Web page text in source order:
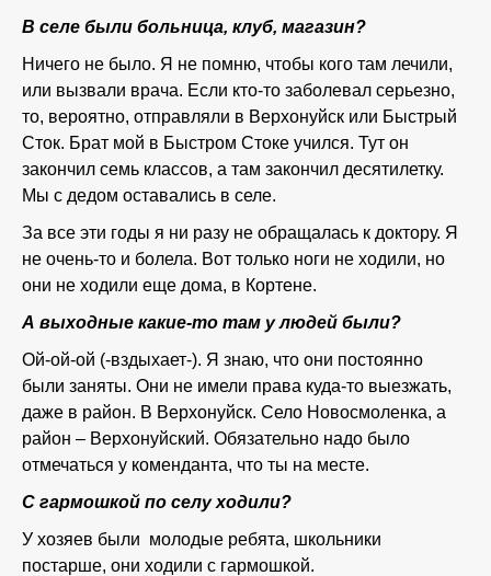
В селе были больница, клуб, магазин?
Ничего не было. Я не помню, чтобы кого там лечили,
или вызвали врача. Если кто-то заболевал серьезно,
то, вероятно, отправляли в Верхонуйск или Быстрый
Сток. Брат мой в Быстром Стоке учился. Тут он
закончил семь классов, а там закончил десятилетку.
Мы с дедом оставались в селе.
За все эти годы я ни разу не обращалась к доктору. Я
не очень-то и болела. Вот только ноги не ходили, но
они не ходили еще дома, в Кортене.
А выходные какие-то там у людей были?
Ой-ой-ой (-вздыхает-). Я знаю, что они постоянно
были заняты. Они не имели права куда-то выезжать,
даже в район. В Верхонуйск. Село Новосмоленка, а
район – Верхонуйский. Обязательно надо было
отмечаться у коменданта, что ты на месте.
С гармошкой по селу ходили?
У хозяев были молодые ребята, школьники
постарше, они ходили с гармошкой.